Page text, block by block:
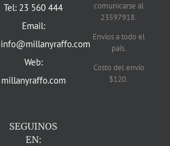
Tel: 23 560 444
Email:
info@millanyraffo.com
Web:
millanyraffo.com
SEGUINOS
EN:
comunicarse al
23597918.
Envíos a todo el
país.
Costo del envío
$120.